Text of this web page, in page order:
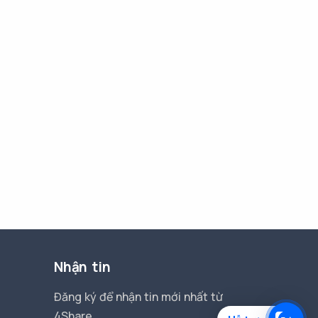
Nhận tin
Đăng ký để nhận tin mới nhất từ